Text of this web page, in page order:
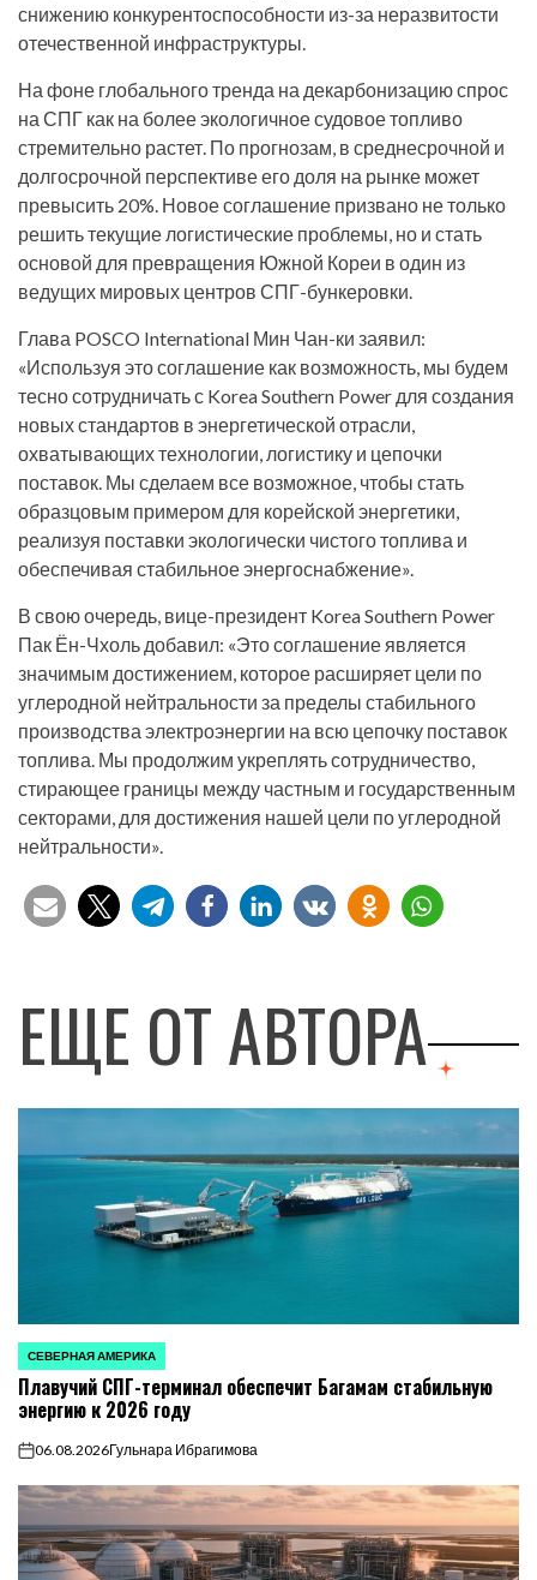
снижению конкурентоспособности из-за неразвитости
отечественной инфраструктуры.
На фоне глобального тренда на декарбонизацию спрос
на СПГ как на более экологичное судовое топливо
стремительно растет. По прогнозам, в среднесрочной и
долгосрочной перспективе его доля на рынке может
превысить 20%. Новое соглашение призвано не только
решить текущие логистические проблемы, но и стать
основой для превращения Южной Кореи в один из
ведущих мировых центров СПГ-бункеровки.
Глава POSCO International Мин Чан-ки заявил:
«Используя это соглашение как возможность, мы будем
тесно сотрудничать с Korea Southern Power для создания
новых стандартов в энергетической отрасли,
охватывающих технологии, логистику и цепочки
поставок. Мы сделаем все возможное, чтобы стать
образцовым примером для корейской энергетики,
реализуя поставки экологически чистого топлива и
обеспечивая стабильное энергоснабжение».
В свою очередь, вице-президент Korea Southern Power
Пак Ён-Чхоль добавил: «Это соглашение является
значимым достижением, которое расширяет цели по
углеродной нейтральности за пределы стабильного
производства электроэнергии на всю цепочку поставок
топлива. Мы продолжим укреплять сотрудничество,
стирающее границы между частным и государственным
секторами, для достижения нашей цели по углеродной
нейтральности».
ЕЩЕ ОТ АВТОРА
ОПУБЛИКОВАНО
В
СЕВЕРНАЯ АМЕРИКА
Плавучий СПГ-терминал обеспечит Багамам стабильную
энергию к 2026 году
on06.08.2026Гульнара Ибрагимова